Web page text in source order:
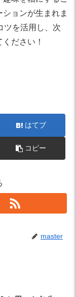
ョンが生まれま
ツを活用し、次
ださい！
はてブ
コピー
master